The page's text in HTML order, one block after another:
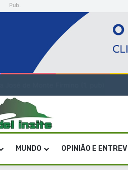
Pub.
MUNDO OPINIÃO E